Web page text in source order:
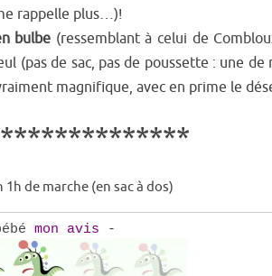
rappelle plus…)!
bulbe (ressemblant à celui de
(pas de sac, pas de poussette : une
magnifique, avec en prime le
de marche (en sac à dos)
mon avis -